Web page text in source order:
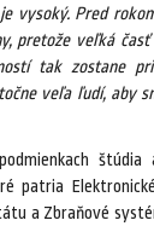
vysoký. Pred
pretože veľká časť
tak zostane
veľa ľudí, aby
štúdia
patria
a Zbraňové